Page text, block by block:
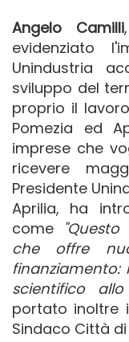
Angelo Camilli
evidenziato
Unindustria
sviluppo del
proprio il
Pomezia ed
imprese che
ricevere
Presidente
Aprilia, ha
come
che offre
scientifico
portato inoltre
Sindaco Città di